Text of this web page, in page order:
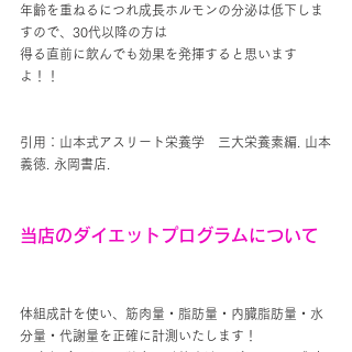
年齢を重ねるにつれ成長ホルモンの分泌は低下しま
すので、30代以降の方は
得る直前に飲んでも効果を発揮すると思います
よ！！
引用：山本式アスリート栄養学　三大栄養素編. 山本
義徳. 永岡書店.
当店のダイエットプログラムについて
体組成計を使い、筋肉量・脂肪量・内臓脂肪量・水
分量・代謝量を正確に計測いたします！